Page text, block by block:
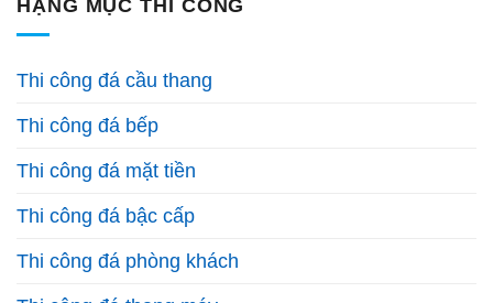
HẠNG MỤC THI CÔNG
Thi công đá cầu thang
Thi công đá bếp
Thi công đá mặt tiền
Thi công đá bậc cấp
Thi công đá phòng khách